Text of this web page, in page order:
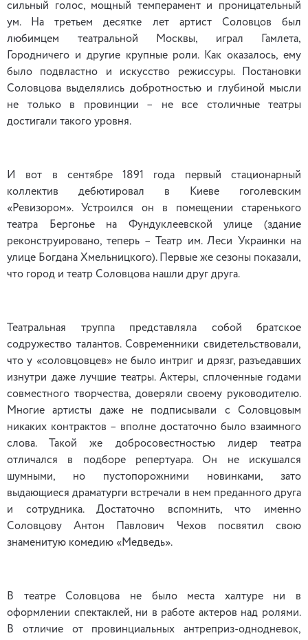
сильный голос, мощный темперамент и проницательный
ум. На третьем десятке лет артист Соловцов был
любимцем театральной Москвы, играл Гамлета,
Городничего и другие крупные роли. Как оказалось, ему
было подвластно и искусство режиссуры. Постановки
Соловцова выделялись добротностью и глубиной мысли
не только в провинции – не все столичные театры
достигали такого уровня.
И вот в сентябре 1891 года первый стационарный
коллектив дебютировал в Киеве гоголевским
«Ревизором». Устроился он в помещении старенького
театра Бергонье на Фундуклеевской улице (здание
реконструировано, теперь – Театр им. Леси Украинки на
улице Богдана Хмельницкого). Первые же сезоны показали,
что город и театр Соловцова нашли друг друга.
Театральная труппа представляла собой братское
содружество талантов. Современники свидетельствовали,
что у «соловцовцев» не было интриг и дрязг, разъедавших
изнутри даже лучшие театры. Актеры, сплоченные годами
совместного творчества, доверяли своему руководителю.
Многие артисты даже не подписывали с Соловцовым
никаких контрактов – вполне достаточно было взаимного
слова. Такой же добросовестностью лидер театра
отличался в подборе репертуара. Он не искушался
шумными, но пустопорожними новинками, зато
выдающиеся драматурги встречали в нем преданного друга
и сотрудника. Достаточно вспомнить, что именно
Соловцову Антон Павлович Чехов посвятил свою
знаменитую комедию «Медведь».
В театре Соловцова не было места халтуре ни в
оформлении спектаклей, ни в работе актеров над ролями.
В отличие от провинциальных антреприз-однодневок,